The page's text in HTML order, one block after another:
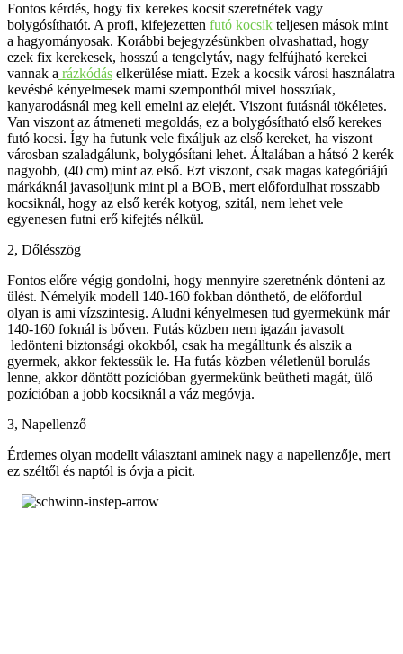
Fontos kérdés, hogy fix kerekes kocsit szeretnétek vagy
bolygósíthatót. A profi, kifejezetten futó kocsik teljesen mások mint
a hagyományosak. Korábbi bejegyzésünkben olvashattad, hogy
ezek fix kerekesek, hosszú a tengelytáv, nagy felfújható kerekei
vannak a rázkódás elkerülése miatt. Ezek a kocsik városi használatra
kevésbé kényelmesek mami szempontból mivel hosszúak,
kanyarodásnál meg kell emelni az elejét. Viszont futásnál tökéletes.
Van viszont az átmeneti megoldás, ez a bolygósítható első kerekes
futó kocsi. Így ha futunk vele fixáljuk az első kereket, ha viszont
városban szaladgálunk, bolygósítani lehet. Általában a hátsó 2 kerék
nagyobb, (40 cm) mint az első. Ezt viszont, csak magas kategóriájú
márkáknál javasoljunk mint pl a BOB, mert előfordulhat rosszabb
kocsiknál, hogy az első kerék kotyog, szitál, nem lehet vele
egyenesen futni erő kifejtés nélkül.
2, Dőlésszög
Fontos előre végig gondolni, hogy mennyire szeretnénk dönteni az
ülést. Némelyik modell 140-160 fokban dönthető, de előfordul
olyan is ami vízszintesig. Aludni kényelmesen tud gyermekünk már
140-160 foknál is bőven. Futás közben nem igazán javasolt
ledönteni biztonsági okokból, csak ha megálltunk és alszik a
gyermek, akkor fektessük le. Ha futás közben véletlenül borulás
lenne, akkor döntött pozícióban gyermekünk beütheti magát, ülő
pozícióban a jobb kocsiknál a váz megóvja.
3, Napellenző
Érdemes olyan modellt választani aminek nagy a napellenzője, mert
ez széltől és naptól is óvja a picit.